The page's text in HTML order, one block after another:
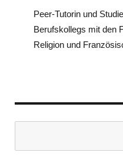
Peer-Tutorin und
Berufskollegs mit den
Religion und